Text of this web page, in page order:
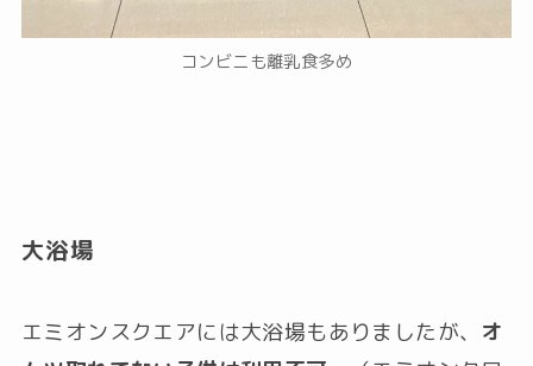
コンビニも離乳食多め
大浴場
エミオンスクエアには大浴場もありましたが、 オ